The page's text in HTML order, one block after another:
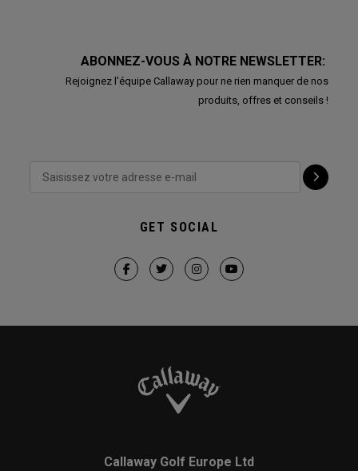
ABONNEZ-VOUS À NOTRE NEWSLETTER:
Rejoignez l'équipe Callaway pour ne rien manquer de nos
produits, offres et conseils !
GET SOCIAL
Callaway Golf Europe Ltd